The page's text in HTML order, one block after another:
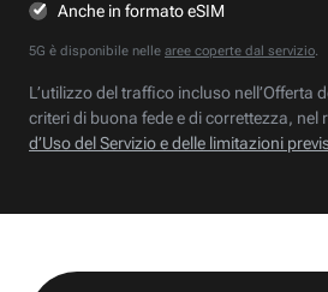
Anche in formato eSIM
5G è disponibile nelle aree coperte dal servizio.
L’utilizzo del traffico incluso nell’Offerta
criteri di buona fede e di correttezza, nel
d’Uso del Servizio e delle limitazioni